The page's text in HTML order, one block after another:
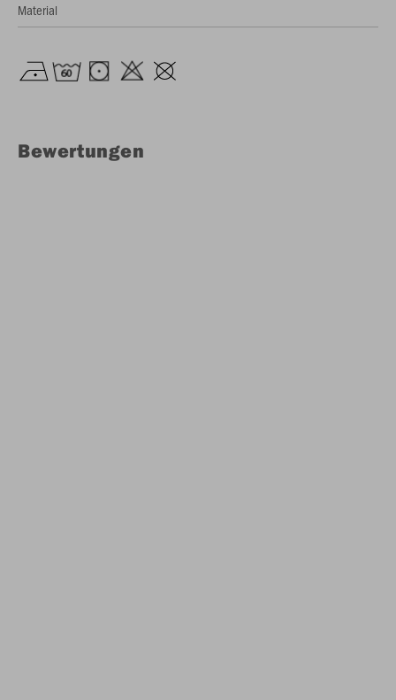
Material
Bewertungen